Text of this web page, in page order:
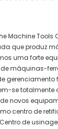
Machine Tools
que produz
uma forte
máquinas-
gerenciamento
se totalmente
novos
centro de
de